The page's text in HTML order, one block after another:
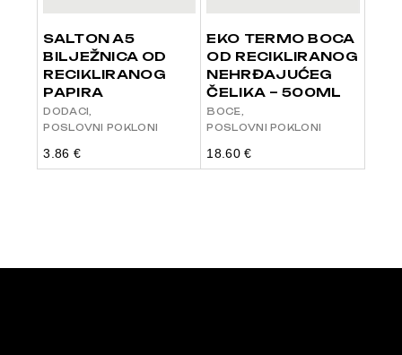
SALTON A5
BILJEŽNICA OD
RECIKLIRANOG
PAPIRA
DODACI
POSLOVNI POKLONI
3.86 €
EKO TERMO BOCA
OD RECIKLIRANOG
NEHRĐAJUĆEG
ČELIKA – 500ML
BOCE
POSLOVNI POKLONI
18.60€